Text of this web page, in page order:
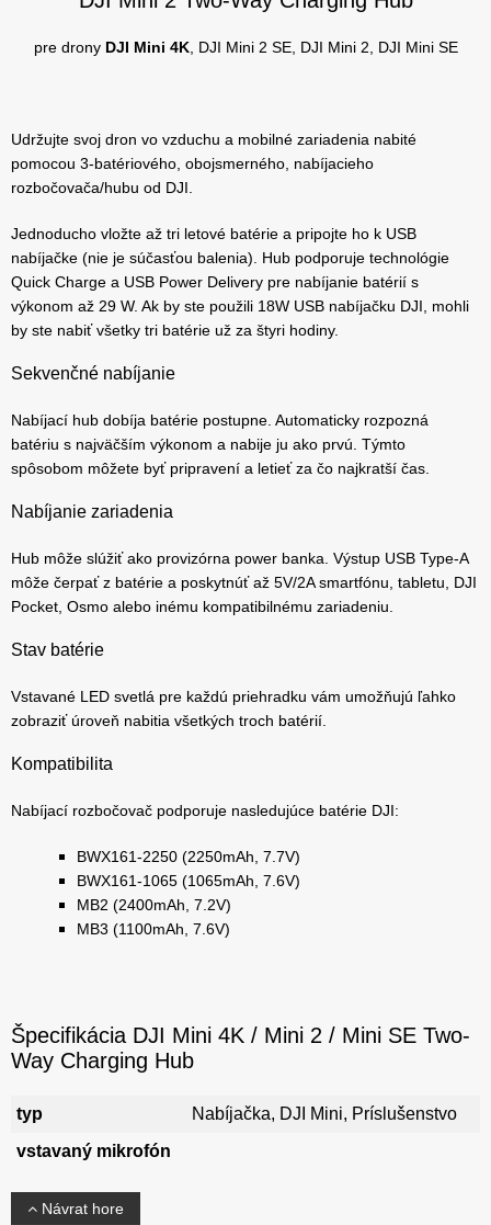
pre drony DJI Mini 4K, DJI Mini 2 SE, DJI Mini 2, DJI Mini SE
Udržujte svoj dron vo vzduchu a mobilné zariadenia nabité
pomocou 3-batériového, obojsmerného, nabíjacieho
rozbočovača/hubu od DJI.
Jednoducho vložte až tri letové batérie a pripojte ho k USB
nabíjačke (nie je súčasťou balenia). Hub podporuje technológie
Quick Charge a USB Power Delivery pre nabíjanie batérií s
výkonom až 29 W. Ak by ste použili 18W USB nabíjačku DJI, mohli
by ste nabiť všetky tri batérie už za štyri hodiny.
Sekvenčné nabíjanie
Nabíjací hub dobíja batérie postupne. Automaticky rozpozná
batériu s najväčším výkonom a nabije ju ako prvú. Týmto
spôsobom môžete byť pripravení a letieť za čo najkratší čas.
Nabíjanie zariadenia
Hub môže slúžiť ako provizórna power banka. Výstup USB Type-A
môže čerpať z batérie a poskytnúť až 5V/2A smartfónu, tabletu, DJI
Pocket, Osmo alebo inému kompatibilnému zariadeniu.
Stav batérie
Vstavané LED svetlá pre každú priehradku vám umožňujú ľahko
zobraziť úroveň nabitia všetkých troch batérií.
Kompatibilita
Nabíjací rozbočovač podporuje nasledujúce batérie DJI:
BWX161-2250 (2250mAh, 7.7V)
BWX161-1065 (1065mAh, 7.6V)
MB2 (2400mAh, 7.2V)
MB3 (1100mAh, 7.6V)
Špecifikácia DJI Mini 4K / Mini 2 / Mini SE Two-
Way Charging Hub
typ
Nabíjačka, DJI Mini, Príslušenstvo
vstavaný mikrofón
Návrat hore